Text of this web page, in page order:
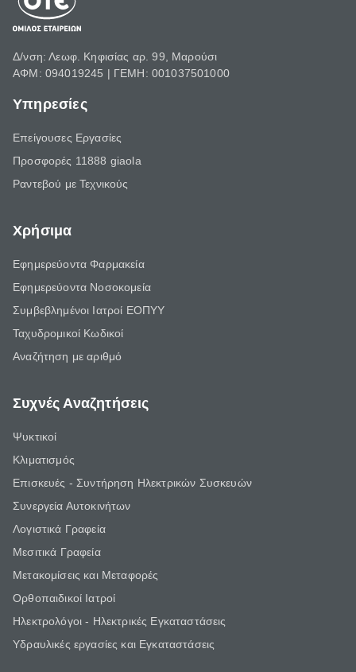
Δ/νση: Λεωφ. Κηφισίας αρ. 99, Μαρούσι
ΑΦΜ: 094019245 | ΓΕΜΗ: 001037501000
Υπηρεσίες
Επείγουσες Εργασίες
Προσφορές 11888 giaola
Ραντεβού με Τεχνικούς
Χρήσιμα
Εφημερεύοντα Φαρμακεία
Εφημερεύοντα Νοσοκομεία
Συμβεβλημένοι Ιατροί ΕΟΠΥΥ
Ταχυδρομικοί Κωδικοί
Αναζήτηση με αριθμό
Συχνές Αναζητήσεις
Ψυκτικοί
Κλιματισμός
Επισκευές - Συντήρηση Ηλεκτρικών Συσκευών
Συνεργεία Αυτοκινήτων
Λογιστικά Γραφεία
Μεσιτικά Γραφεία
Μετακομίσεις και Μεταφορές
Ορθοπαιδικοί Ιατροί
Ηλεκτρολόγοι - Ηλεκτρικές Εγκαταστάσεις
Υδραυλικές εργασίες και Εγκαταστάσεις